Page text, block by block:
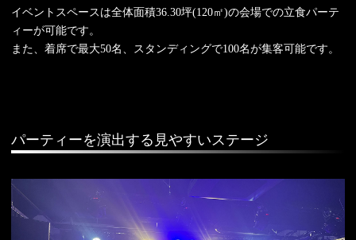
イベントスペースは全体面積36.30坪(120㎡)の会場での立食パーテ
ィーが可能です。
また、着席で最大50名、スタンディングで100名が集客可能です。
パーティーを演出する見やすいステージ